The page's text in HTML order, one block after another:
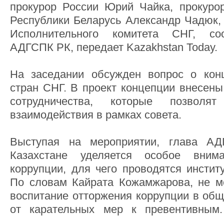
прокурор России Юрий Чайка,
Республики Беларусь Александр
Исполнительного комитета СНГ,
АДГСПК РК, передает Kazakhstan Today.
На заседании обсужден вопрос о
стран СНГ. В проект концепции
сотрудничества, которые
взаимодействия в рамках совета.
Выступая на мероприятии, глава
Казахстане уделяется особое
коррупции, для чего проводятся
По словам Кайрата Кожамжарова, не
воспитание отторжения коррупции в
от карательных мер к